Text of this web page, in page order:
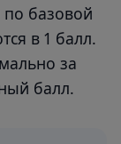
по базовой
в 1 балл.
за
балл.